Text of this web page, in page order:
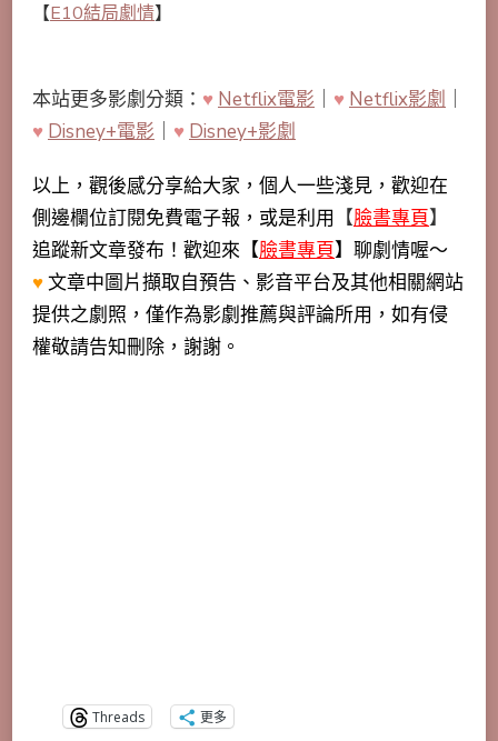
【E10結局劇情】
本站更多影劇分類： ♥ Netflix電影 ♥ Netflix影劇
♥ Disney+電影 ♥ Disney+影劇
以上，觀後感分享給大家，個人一些淺見，歡迎在
側邊欄位訂閱免費電子報，或是利用 【臉書專頁】
追蹤新文章發布！歡迎來【臉書專頁】聊劇情喔～
♥文章中圖片擷取自預告、影音平台及其他相關網站
提供之劇照，僅作為影劇推薦與評論所用，如有侵
權敬請告知刪除，謝謝。
Threads 更多